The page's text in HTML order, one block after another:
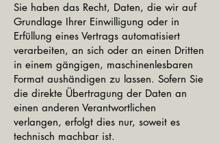
Sie haben das Recht, Daten, die wir auf
Grundlage Ihrer Einwilligung oder in
Erfüllung eines Vertrags automatisiert
verarbeiten, an sich oder an einen Dritten
in einem gängigen, maschinenlesbaren
Format aushändigen zu lassen. Sofern Sie
die direkte Übertragung der Daten an
einen anderen Verantwortlichen
verlangen, erfolgt dies nur, soweit es
technisch machbar ist.